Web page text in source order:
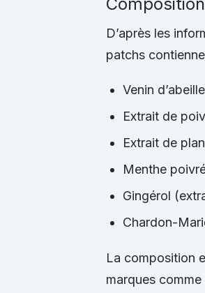
D’après les
patchs
Venin
Extrait de
Extrait de
Menthe
Gingérol
Chardon-
La composition
marques